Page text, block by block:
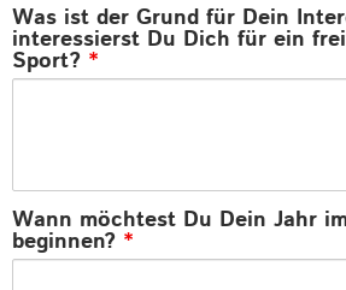
Was ist der Grund für Dein
interessierst Du Dich für ein
Sport? *
Wann möchtest Du Dein Jahr
beginnen? *